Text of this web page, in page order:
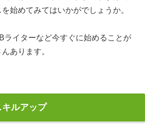
始めてみてはいかがでしょうか。
ライターなど今すぐに始めることが
あります。
ルアップ